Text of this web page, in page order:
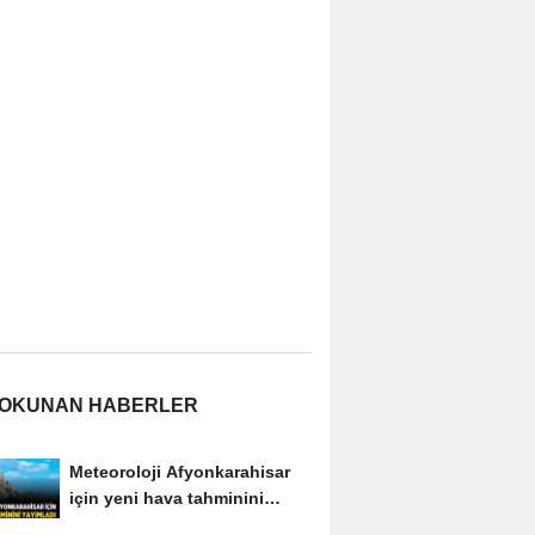
HABERLER
Meteoroloji Afyonkarahisar
için yeni hava tahminini